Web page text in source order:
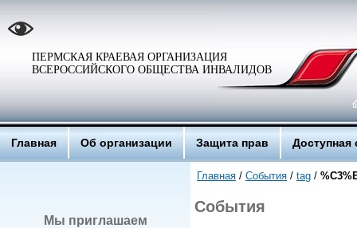
ПЕРМСКАЯ КРАЕВАЯ ОРГАНИЗАЦИЯ
ВСЕРОССИЙСКОГО ОБЩЕСТВА ИНВАЛИДОВ
Главная Об организации Защита прав Доступная
Мы приглашаем
Главная / События / tag /
События